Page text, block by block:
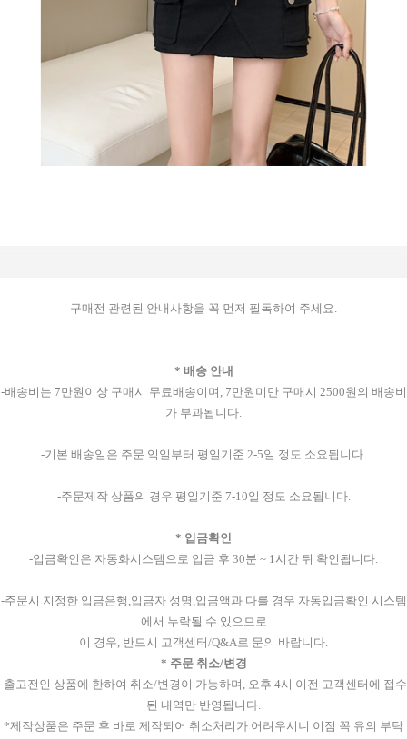
구매전 관련된 안내사항을 꼭 먼저 필독하여 주세요.
* 배송 안내
-배송비는 7만원이상 구매시 무료배송이며, 7만원미만 구매시 2500원의 배송비
가 부과됩니다.
-기본 배송일은 주문 익일부터 평일기준 2-5일 정도 소요됩니다.
-주문제작 상품의 경우 평일기준 7-10일 정도 소요됩니다.
* 입금확인
-입금확인은 자동화시스템으로 입금 후 30분 ~ 1시간 뒤 확인됩니다.
-주문시 지정한 입금은행,입금자 성명,입금액과 다를 경우 자동입금확인 시스템
에서 누락될 수 있으므로
이 경우, 반드시 고객센터/Q&A로 문의 바랍니다.
* 주문 취소/변경
-출고전인 상품에 한하여 취소/변경이 가능하며, 오후 4시 이전 고객센터에 접수
된 내역만 반영됩니다.
*제작상품은 주문 후 바로 제작되어 취소처리가 어려우시니 이점 꼭 유의 부탁